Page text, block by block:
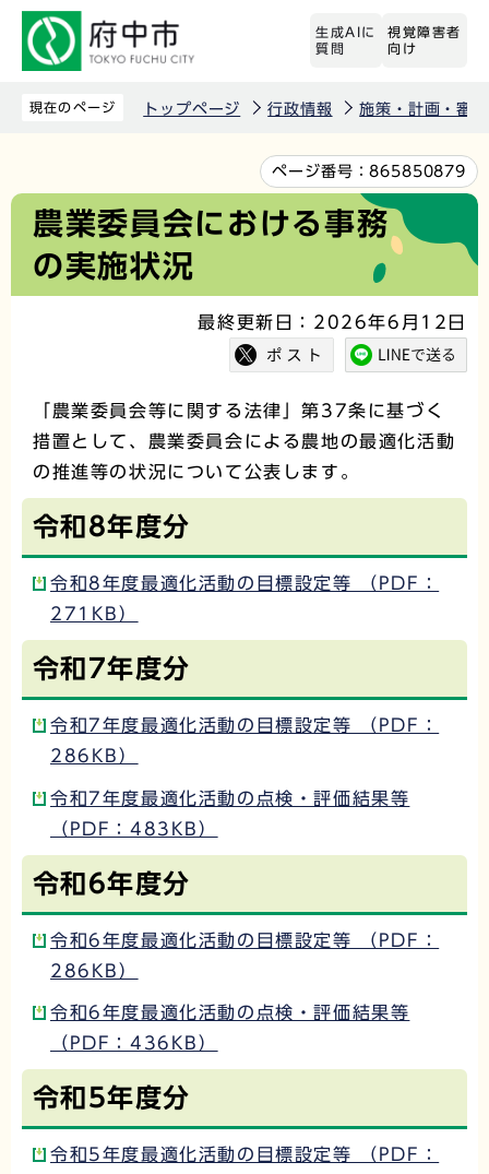
先
生成AIに
質問
視覚障害者
向け
現在のページ トップページ 行政情報 施策・計画・審
文
か
ページ番号：865850879
農業委員会における事務
の実施状況
最終更新日：2026年6月12日
「農業委員会等に関する法律」第37条に基づく
措置として、農業委員会による農地の最適化活動
の推進等の状況について公表します。
令和8年度分
令和8年度最適化活動の目標設定等 （PDF：
271KB）
令和7年度分
令和7年度最適化活動の目標設定等 （PDF：
286KB）
令和7年度最適化活動の点検・評価結果等
（PDF：483KB）
令和6年度分
令和6年度最適化活動の目標設定等 （PDF：
286KB）
令和6年度最適化活動の点検・評価結果等
（PDF：436KB）
令和5年度分
令和5年度最適化活動の目標設定等 （PDF：